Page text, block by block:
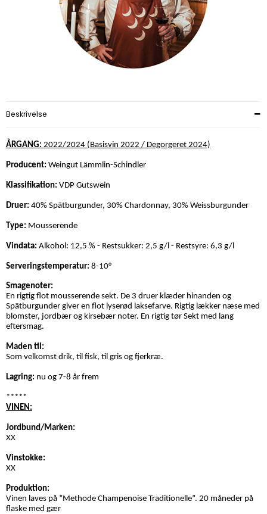
Beskrivelse
ÅRGANG: 2022/2024 (Basisvin 2022 / Degorgeret 2024)
Producent: Weingut Lämmlin-Schindler
Klassifikation: VDP Gutswein
Druer: 40% Spätburgunder, 30% Chardonnay, 30% Weissburgunder
Type: Mousserende
Vindata: Alkohol: 12,5 % - Restsukker: 2,5 g/l - Restsyre: 6,3 g/l
Serveringstemperatur: 8-10°
Smagenoter:
En rigtig flot mousserende sekt. De 3 druer klæder hinanden og
Spätburgunder giver en flot lyserød laksefarve. Rigtig lækker næse med
blomster, jordbær og kirsebær noter. En rigtig tør Sekt med lang
eftersmag.
Maden til:
Som velkomst drik, til fisk, til gris og fjerkræ.
Lagring: nu og 7-8 år frem
*****
VINEN:
Jordbund/Marken:
XX
Vinstokke:
XX
Produktion:
Vinen laves på ”Methode Champenoise Traditionelle”. 20 måneder på
flaske med gær